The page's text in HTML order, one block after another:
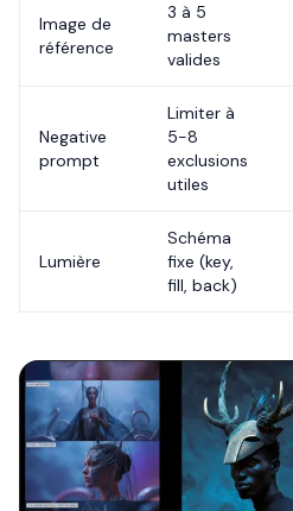
Image de
référence
3 à 5
masters
valides
Negative
prompt
Limiter à
5-8
exclusions
utiles
Lumière
Schéma
fixe (key,
fill, back)